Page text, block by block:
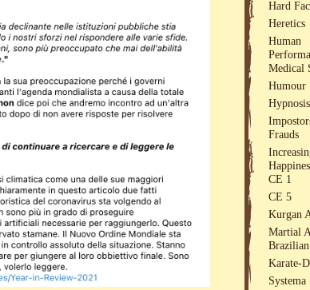
Hard
Heretics
Human
Medical
Humour
Hypnosis
Frauds
CE 1
CE 5
Kurgan
Martial
Karate-
Systema